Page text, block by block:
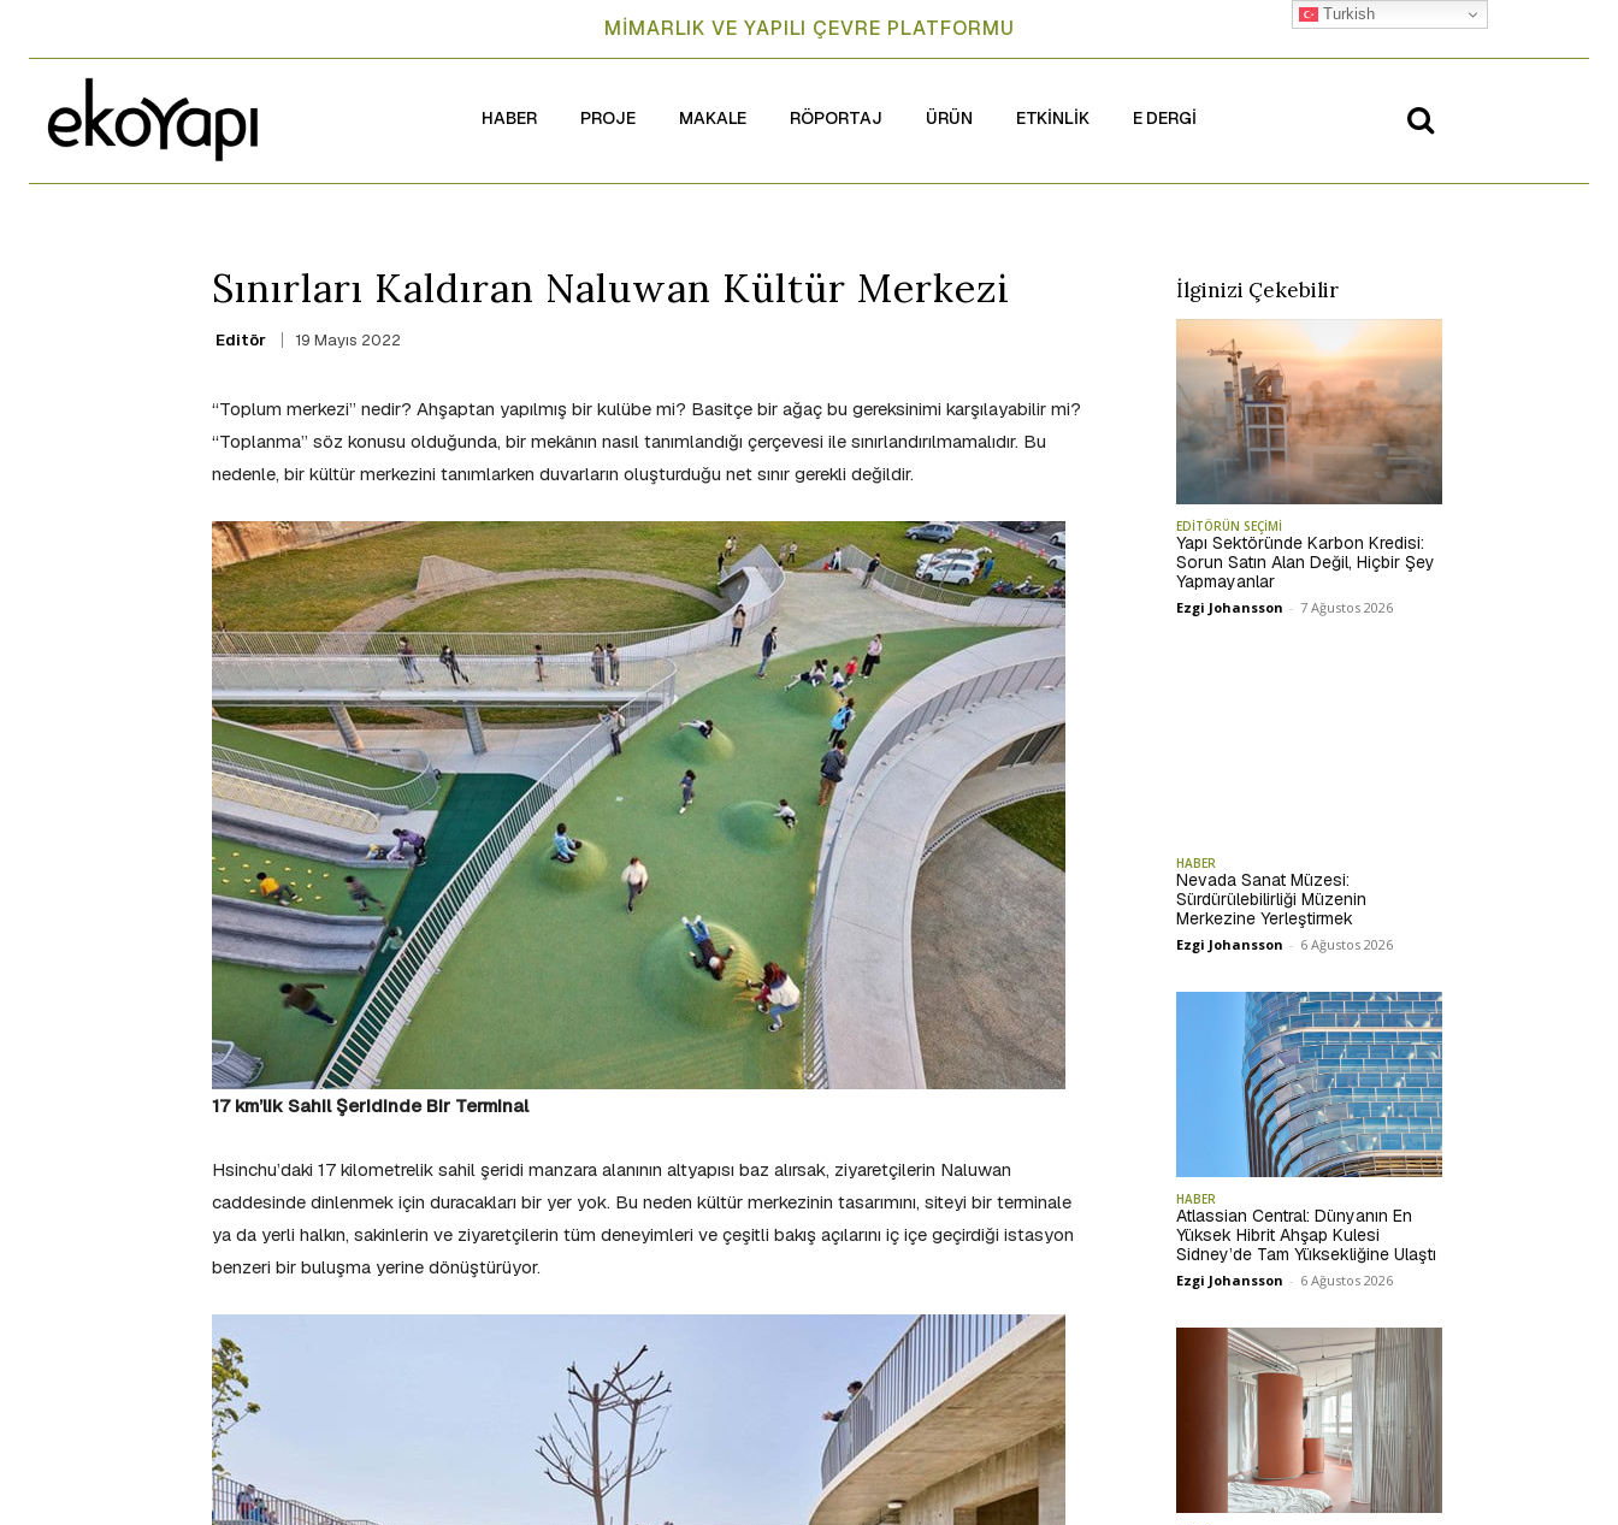
MİMARLIK VE YAPILI ÇEVRE PLATFORMU
HABER PROJE MAKALE RÖPORTAJ ÜRÜN ETKİNLİK E DERGİ
Sınırları Kaldıran Naluwan Kültür Merkezi
Editör 19 Mayıs 2022
“Toplum merkezi” nedir? Ahşaptan yapılmış bir kulübe mi? Basitçe bir ağaç bu gereksinimi karşılayabilir mi?
“Toplanma” söz konusu olduğunda, bir mekânın nasıl tanımlandığı çerçevesi ile sınırlandırılmamalıdır. Bu
nedenle, bir kültür merkezini tanımlarken duvarların oluşturduğu net sınır gerekli değildir.
17 km’lik Sahil Şeridinde Bir Terminal
Hsinchu’daki 17 kilometrelik sahil şeridi manzara alanının altyapısı baz alırsak, ziyaretçilerin Naluwan
caddesinde dinlenmek için duracakları bir yer yok. Bu neden kültür merkezinin tasarımını, siteyi bir terminale
ya da yerli halkın, sakinlerin ve ziyaretçilerin tüm deneyimleri ve çeşitli bakış açılarını iç içe geçirdiği istasyon
benzeri bir buluşma yerine dönüştürüyor.
İlginizi Çekebilir
EDİTÖRÜN SEÇİMİ
Yapı Sektöründe Karbon Kredisi:
Sorun Satın Alan Değil, Hiçbir Şey
Yapmayanlar
Ezgi Johansson - 7 Ağustos 2026
HABER
Nevada Sanat Müzesi:
Sürdürülebilirliği Müzenin
Merkezine Yerleştirmek
Ezgi Johansson - 6 Ağustos 2026
HABER
Atlassian Central: Dünyanın En
Yüksek Hibrit Ahşap Kulesi
Sidney’de Tam Yüksekliğine Ulaştı
Ezgi Johansson - 6 Ağustos 2026
Turkish